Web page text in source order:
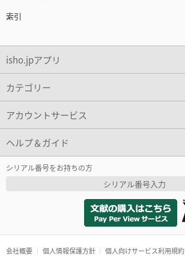
索引
isho.jpアプリ
カテゴリー
アカウントサービス
ヘルプ＆ガイド
シリアル番号をお持ちの方
シリアル番号入力
会社概要 個人情報保護方針 個人向けサービス利用規約